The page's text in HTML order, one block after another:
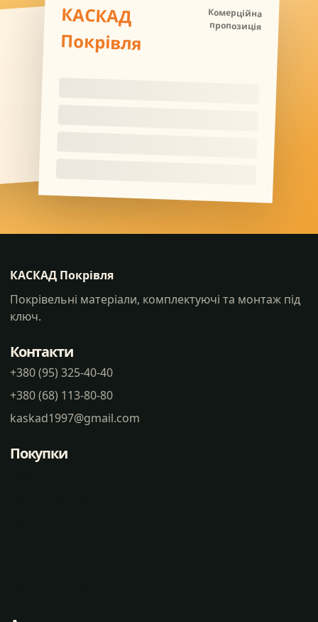
КАСКАД
Покрівля
Комерційна
пропозиція
КАСКАД Покрівля
Покрівельні матеріали, комплектуючі та монтаж під
ключ.
Контакти
+380 (95) 325-40-40
+380 (68) 113-80-80
kaskad1997@gmail.com
Покупки